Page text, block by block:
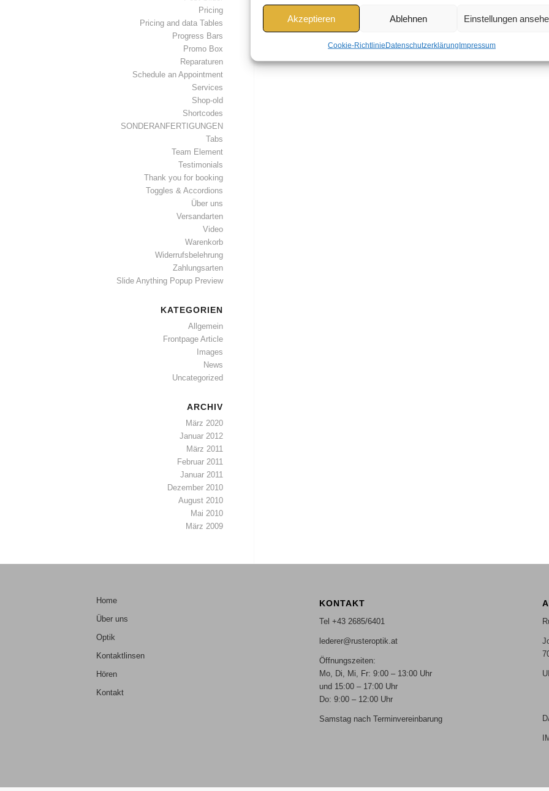
Akzeptieren Ablehnen Einstellungen
Cookie-RichtlinieDatenschutzerklärungImpressum
Pricing
Pricing and data Tables
Progress Bars
Promo Box
Reparaturen
Schedule an Appointment
Services
Shop-old
Shortcodes
SONDERANFERTIGUNGEN
Tabs
Team Element
Testimonials
Thank you for booking
Toggles & Accordions
Über uns
Versandarten
Video
Warenkorb
Widerrufsbelehrung
Zahlungsarten
Slide Anything Popup Preview
KATEGORIEN
Allgemein
Frontpage Article
Images
News
Uncategorized
ARCHIV
März 2020
Januar 2012
März 2011
Februar 2011
Januar 2011
Dezember 2010
August 2010
Mai 2010
März 2009
Home
Über uns
Optik
Kontaktlinsen
Hören
Kontakt
KONTAKT
Tel +43 2685/6401
lederer@rusteroptik.at
Öffnungszeiten:
Mo, Di, Mi, Fr: 9:00 – 13:00 Uhr
und 15:00 – 17:00 Uhr
Do: 9:00 – 12:00 Uhr
Samstag nach Terminvereinbarung